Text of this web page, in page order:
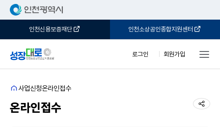
인천신용보증재단 인천소상공인종합지원센터
로그인 회원가입
홈
사업신청온라인접수
온라인접수 공